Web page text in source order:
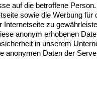
auf die betroffene
sowie die Werbung
zu
anonym erhobenen
in unserem
Daten der